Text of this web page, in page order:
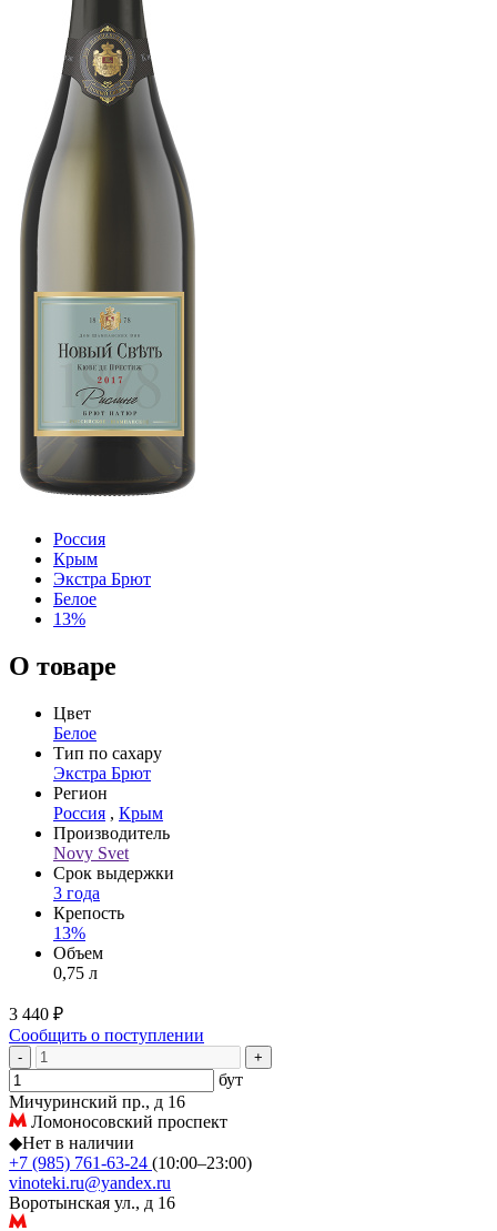
Россия
Крым
Экстра Брют
Белое
13%
О товаре
Цвет
Белое
Тип по сахару
Экстра Брют
Регион
Россия , Крым
Производитель
Novy Svet
Срок выдержки
3 года
Крепость
13%
Объем
0,75 л
3 440 ₽
Сообщить о поступлении
- +
бут
Мичуринский пр., д 16
Ломоносовский проспект
◆Нет в наличии
+7 (985) 761-63-24 (10:00–23:00)
vinoteki.ru@yandex.ru
Воротынская ул., д 16